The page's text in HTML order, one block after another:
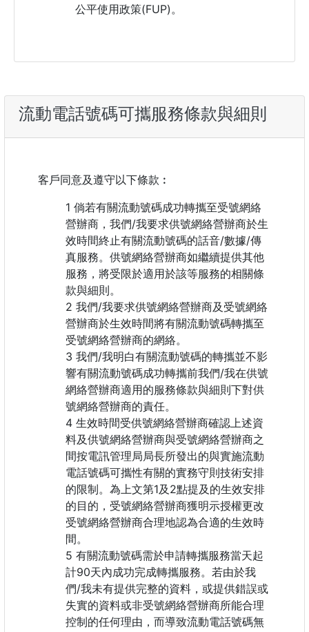
公平使用政策(FUP)。
流動電話號碼可攜服務條款與細則
客戶同意及遵守以下條款︰
倘若有關流動號碼成功轉攜至受號網絡
營辦商，我們/我要求供號網絡營辦商於生
效時間終止有關流動號碼的話音/數據/傳
真服務。供號網絡營辦商如繼續提供其他
服務，將受限於適用於該等服務的相關條
款與細則。
我們/我要求供號網絡營辦商及受號網絡
營辦商於生效時間將有關流動號碼轉攜至
受號網絡營辦商的網絡。
我們/我明白有關流動號碼的轉攜並不影
響有關流動號碼成功轉攜前我們/我在供號
網絡營辦商適用的服務條款與細則下對供
號網絡營辦商的責任。
生效時間受供號網絡營辦商確認上述資
料及供號網絡營辦商與受號網絡營辦商之
間按電訊管理局局長所發出的與實施流動
電話號碼可攜性有關的實務守則技術安排
的限制。為上文第1及2點提及的生效安排
的目的，受號網絡營辦商獲明示授權更改
受號網絡營辦商合理地認為合適的生效時
間。
有關流動號碼需於申請轉攜服務當天起
計90天內成功完成轉攜服務。若由於我
們/我未有提供完整的資料，或提供錯誤或
失實的資料或非受號網絡營辦商所能合理
控制的任何理由，而導致流動電話號碼無